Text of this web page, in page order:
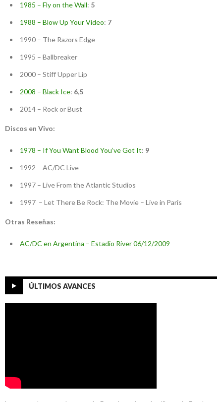
1985 – Fly on the Wall: 5
1988 – Blow Up Your Video: 7
1990 – The Razors Edge
1995 – Ballbreaker
2000 – Stiff Upper Lip
2008 – Black Ice: 6,5
2014 – Rock or Bust
Discos en Vivo:
1978 – If You Want Blood You’ve Got It: 9
1992 – AC/DC Live
1997 – Live From the Atlantic Studios
1997 – Let There Be Rock: The Movie – Live in Paris
Otras Reseñas:
AC/DC en Argentina – Estadio River 06/12/2009
ÚLTIMOS AVANCES